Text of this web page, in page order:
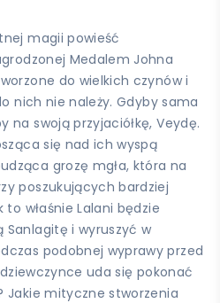
magii powieść
Medalem Johna
do wielkich czynów i
nich nie należy. Gdyby sama
na swoją przyjaciółkę, Veydę.
się nad ich wyspą
grozę mgła, która na
poszukujących bardziej
właśnie Lalani będzie
Sanlagitę i wyruszyć w
podobnej wyprawy przed
uda się pokonać
Jakie mityczne stworzenia